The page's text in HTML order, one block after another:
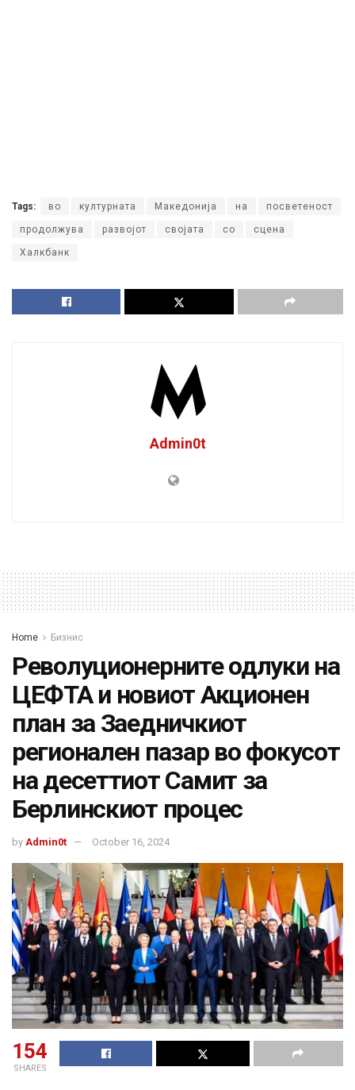
Tags: во културната Македонија на посветеност
продолжува развојот својата со сцена
Халкбанк
Admin0t
Home Бизнис
Револуционерните одлуки на
ЦЕФТА и новиот Акционен
план за Заедничкиот
регионален пазар во фокусот
на десеттиот Самит за
Берлинскиот процес
by Admin0t October 16, 2024
154
SHARES